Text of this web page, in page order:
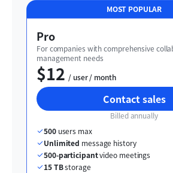
MOST POPULAR
Pro
For companies with comprehensive
management needs
$12
  / user / month
Contact sales
Billed annually
500 users max
Unlimited message history
500-participant video meetings
15 TB storage